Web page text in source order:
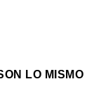
LO MISMO